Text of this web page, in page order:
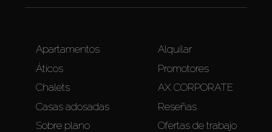
Apartamentos
Áticos
Chalets
Casas adosadas
Sobre plano
Alquilar
Promotores
AX CORPORATE
Reseñas
Ofertas de trabajo